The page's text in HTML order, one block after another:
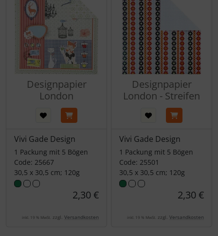
Designpapier
London
Vivi Gade Design
1 Packung mit 5 Bögen
Code: 25667
30,5 x 30,5 cm; 120g
2,30 €
inkl. 19 % MwSt. zzgl. Versandkosten
Designpapier
London - Streifen
Vivi Gade Design
1 Packung mit 5 Bögen
Code: 25501
30,5 x 30,5 cm; 120g
2,30 €
inkl. 19 % MwSt. zzgl. Versandkosten